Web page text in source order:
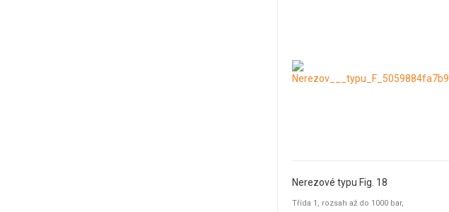
Nerezové typu Fig. 18
Třída 1, rozsah až do 1000 bar,